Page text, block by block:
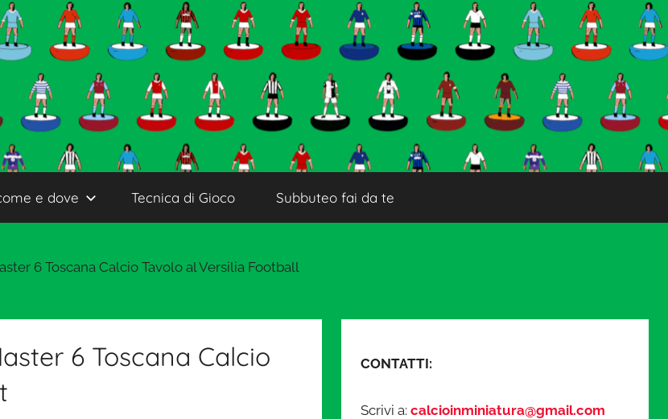
e dove Tecnica di Gioco Subbuteo fai da te
6 Toscana Calcio Tavolo al Versilia Football
6 Toscana Calcio
CONTATTI:
Scrivi a:calcioinminiatura@gmail.com